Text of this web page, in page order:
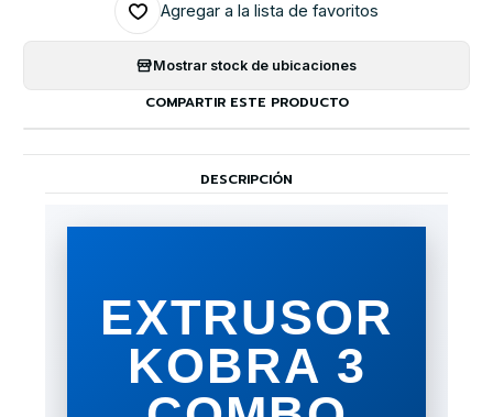
Agregar a la lista de favoritos
Mostrar stock de ubicaciones
COMPARTIR ESTE PRODUCTO
DESCRIPCIÓN
EXTRUSOR
KOBRA 3